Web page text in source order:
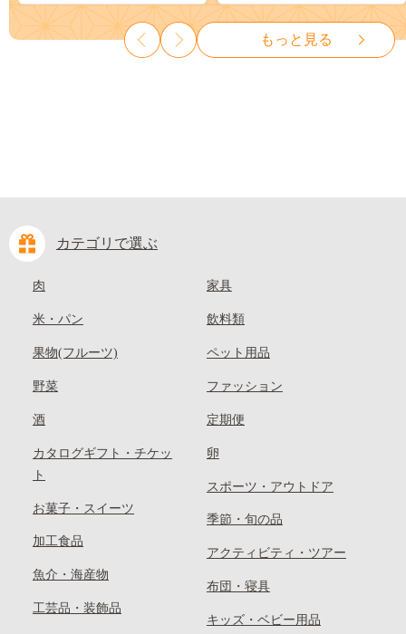
ット ぶどう ブドウ 葡萄 大粒
種なし 先行予約 富士川町
10000円 一万円 9000円 九千円
も 先行予約 送料無料 果物 岡
山県 笠岡市 清水白桃 白鳳 白
麗 クール便---
kasaoka_zsy_419_100---
もっと見る
カテゴリで選ぶ
肉
米・パン
果物(フルーツ)
野菜
酒
カタログギフト・チケッ
ト
お菓子・スイーツ
加工食品
魚介・海産物
工芸品・装飾品
家具
飲料類
ペット用品
ファッション
定期便
卵
スポーツ・アウトドア
季節・旬の品
アクティビティ・ツアー
布団・寝具
キッズ・ベビー用品